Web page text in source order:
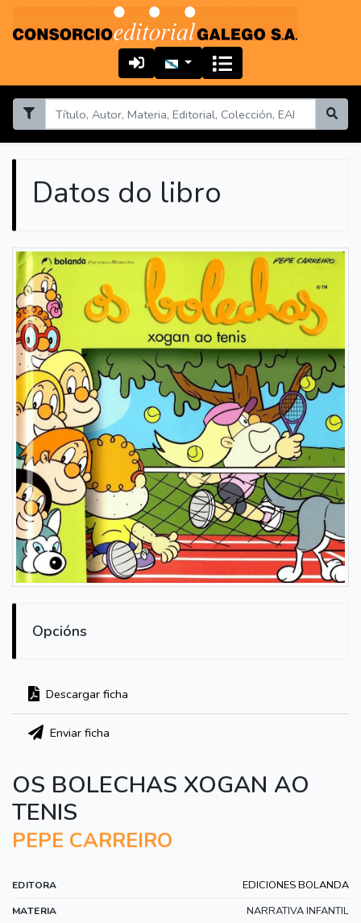
Datos do libro
Opcións
Descargar ficha
Enviar ficha
OS BOLECHAS XOGAN AO
TENIS
PEPE CARREIRO
EDITORA EDICIONES BOLANDA
MATERIA NARRATIVA INFANTIL